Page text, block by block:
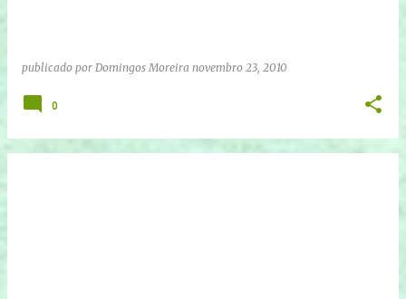
publicado por Domingos Moreira novembro 23, 2010
0